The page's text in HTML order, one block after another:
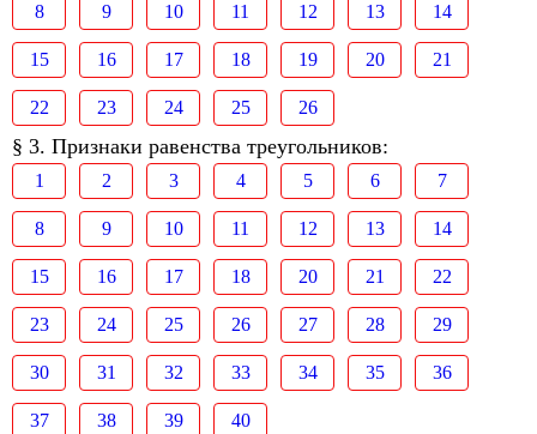
8 9 10 11 12 13 14
15 16 17 18 19 20 21
22 23 24 25 26
§ 3. Признаки равенства треугольников:
1 2 3 4 5 6 7
8 9 10 11 12 13 14
15 16 17 18 20 21 22
23 24 25 26 27 28 29
30 31 32 33 34 35 36
37 38 39 40